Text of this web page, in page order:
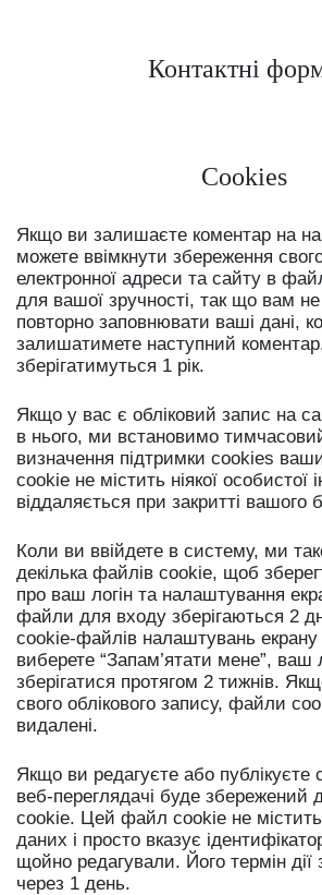
Контактні
Cookies
Якщо ви залишаєте коментар на
можете ввімкнути збереження
електронної адреси та сайту в
для вашої зручності, так що вам
повторно заповнювати ваші дані,
залишатимете наступний
зберігатимуться 1 рік.
Якщо у вас є обліковий запис на
в нього, ми встановимо
визначення підтримки cookies
cookie не містить ніякої особистої
віддаляється при закритті вашого
Коли ви ввійдете в систему, ми
декілька файлів cookie, щоб
про ваш логін та налаштування
файли для входу зберігаються 2
cookie-файлів налаштувань
виберете “Запам’ятати мене”, ваш
зберігатися протягом 2 тижнів.
свого облікового запису, файли
видалені.
Якщо ви редагуєте або
веб-переглядачі буде збережений
cookie. Цей файл cookie не
даних і просто вказує
щойно редагували. Його термін дії
через 1 день.